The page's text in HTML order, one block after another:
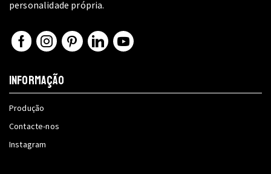
personalidade própria.
FacebookInstagram
Pinterest
LinkedinYoutube
INFORMAÇÃO
Produção
Contacte-nos
Instagram